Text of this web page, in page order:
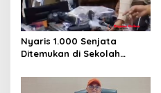
Nyaris 1.000 Senjata
Ditemukan di Sekolah
Turun Tangan